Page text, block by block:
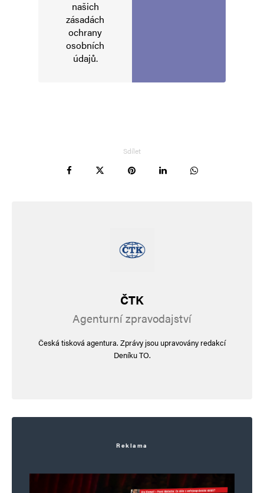
našich
zásadách
ochrany
osobních
údajů.
Sdílet
ČTK
Agenturní zpravodajství
Česká tisková agentura. Zprávy jsou upravovány redakcí
Deníku TO.
Reklama